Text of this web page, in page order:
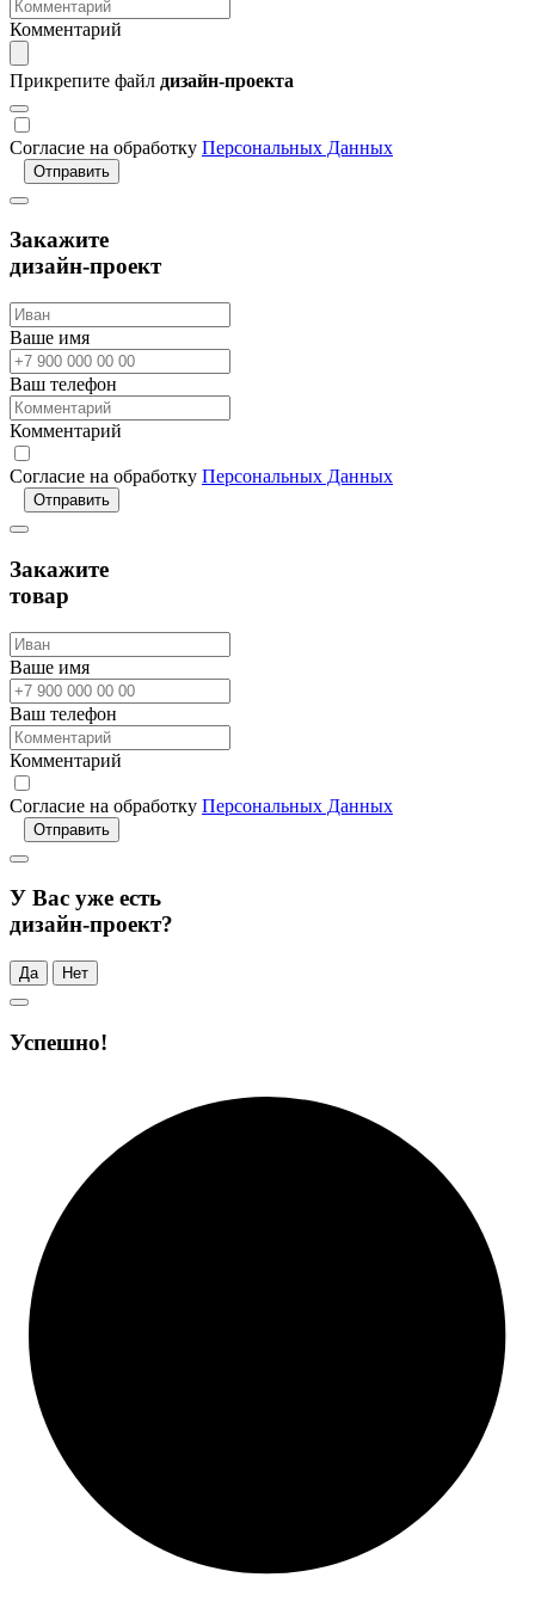
Комментарий
Прикрепите файл дизайн-проекта
Согласие на обработку Персональных Данных
Отправить
Закажите
дизайн-проект
Ваше имя
Ваш телефон
Комментарий
Согласие на обработку Персональных Данных
Отправить
Закажите
товар
Ваше имя
Ваш телефон
Комментарий
Согласие на обработку Персональных Данных
Отправить
У Вас уже есть
дизайн-проект?
Да Нет
Успешно!